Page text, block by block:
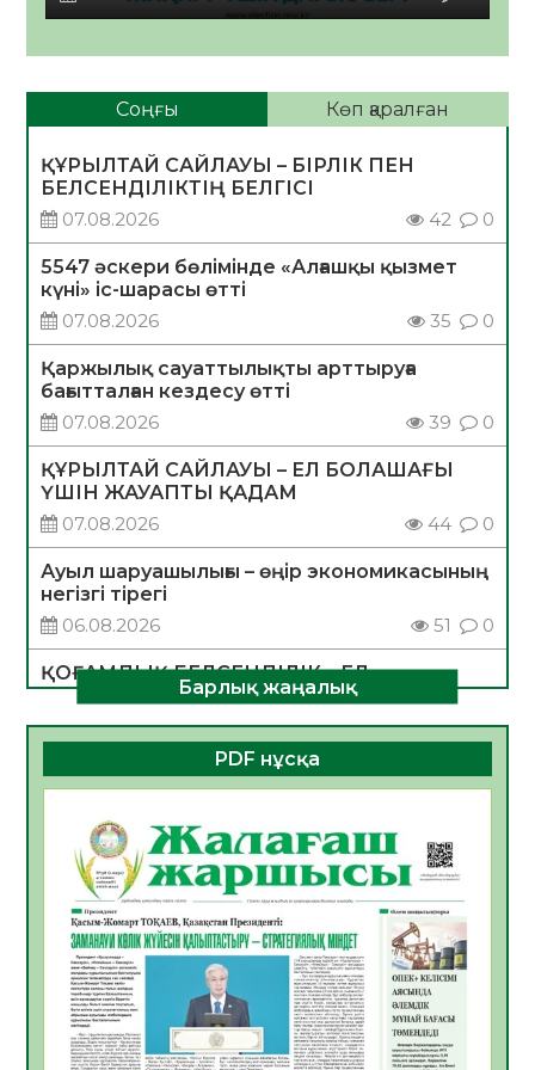
Соңғы Көп қаралған
ҚҰРЫЛТАЙ САЙЛАУЫ – БІРЛІК ПЕН
БЕЛСЕНДІЛІКТІҢ БЕЛГІСІ
07.08.2026
42 0
5547 әскери бөлімінде «Алғашқы қызмет
күні» іс-шарасы өтті
07.08.2026
35 0
Қаржылық сауаттылықты арттыруға
бағытталған кездесу өтті
07.08.2026
39 0
ҚҰРЫЛТАЙ САЙЛАУЫ – ЕЛ БОЛАШАҒЫ
ҮШІН ЖАУАПТЫ ҚАДАМ
07.08.2026
44 0
Ауыл шаруашылығы – өңір экономикасының
негізгі тірегі
06.08.2026
51 0
ҚОҒАМДЫҚ БЕЛСЕНДІЛІК – ЕЛ
ДАМУЫНЫҢ НЕГІЗІ
06.08.2026
49 0
ҚҰРЫЛТАЙ САЙЛАУЫ – БОЛАШАҚҚА
06.08.2026
Инфекциялық ауруларға қарсы иммундау
жұмыстарының тиімділігі
06.08.2026
53
Көкжөтел ауруы туралы
06.08.2026
51
АПВ вакцинасы туралы мәлімет
Барлық жаңалық
PDF нұсқа